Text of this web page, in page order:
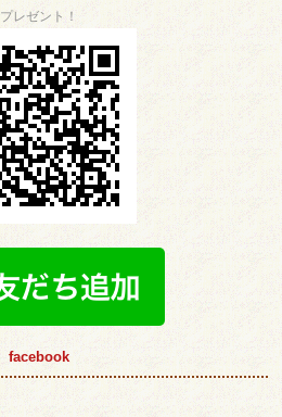
プレゼント！
facebook